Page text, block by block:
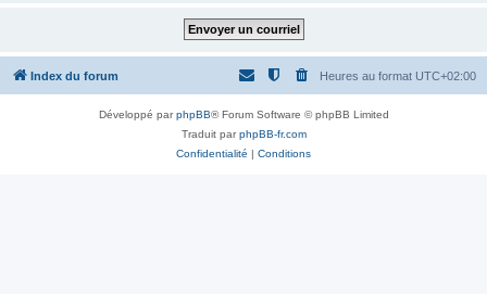
Index du forum Heures au format UTC+02:00
Développé parphpBB® Forum Software © phpBB Limited
Traduit parphpBB-fr.com
Confidentialité | Conditions